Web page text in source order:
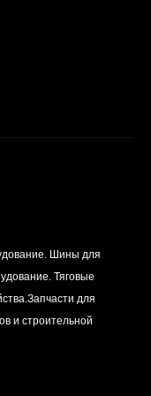
по
Шины для
Тяговые
для
и строительной